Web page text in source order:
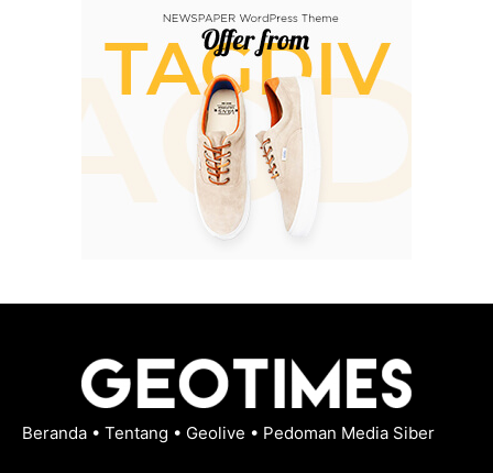
Beranda • Tentang • Geolive • Pedoman Media Siber